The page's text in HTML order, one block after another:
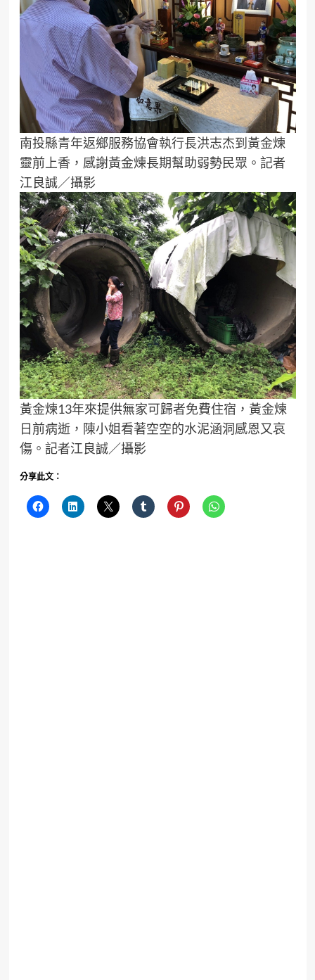
南投縣青年返鄉服務協會執行長洪志杰到黃金煉
靈前上香，感謝黃金煉長期幫助弱勢民眾。記者
江良誠／攝影
黃金煉13年來提供無家可歸者免費住宿，黃金煉
日前病逝，陳小姐看著空空的水泥涵洞感恩又哀
傷。記者江良誠／攝影
分享此文：